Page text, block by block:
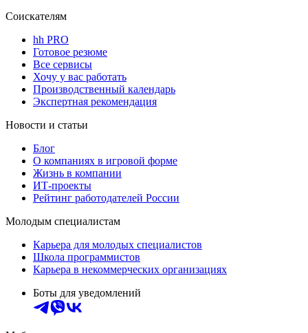
Соискателям
hh PRO
Готовое резюме
Все сервисы
Хочу у вас работать
Производственный календарь
Экспертная рекомендация
Новости и статьи
Блог
О компаниях в игровой форме
Жизнь в компании
ИТ-проекты
Рейтинг работодателей России
Молодым специалистам
Карьера для молодых специалистов
Школа программистов
Карьера в некоммерческих организациях
Боты для уведомлений